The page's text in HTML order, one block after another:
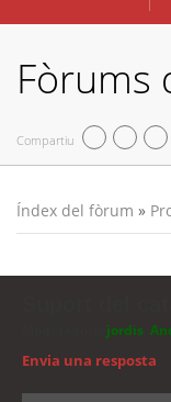
Fòrums
Compartiu
Índex del fòrum »
jordis
Envia una resposta